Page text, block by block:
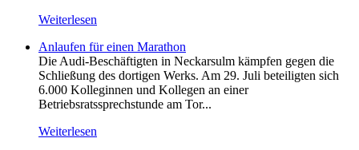
Weiterlesen
Anlaufen für einen Marathon
Die Audi-Beschäftigten in Neckarsulm kämpfen gegen die
Schließung des dortigen Werks. Am 29. Juli beteiligten sich
6.000 Kolleginnen und Kollegen an einer
Betriebsratssprechstunde am Tor...
Weiterlesen